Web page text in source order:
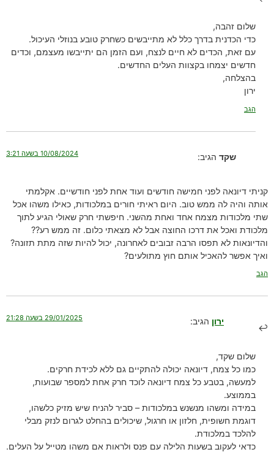
שלום זהבה,
כדי הכדנית בדרך כלל לא מתייבשים כשחרק טובע בנוזלי העיכול.
עם זאת, הכדים לא חיים לנצח, ועם הזמן הם יתייבשו מעצמם, וכדים
חדשים יצמחו בקצוות העלים החדשים.
בהצלחה,
ירון
הגב
שקד הגיב: 10/08/2024 בשעה 3:21
קניתי דיונאה לפני חמישה חודשים ועוד אחת לפני חודשיים. אקלמתי
אותה והיה לה ממש טוב. היום ראיתי חורים במלכודות, כאילו משהו אכל
שתי מלכודות מצמח אחד ואחת מהשני. חיפשתי חרק שאולי הגיע לתוך
מלכודת ואכל את דרכו החוצה אבל לא מצאתי כלום. זה ממש רע??
והדיונאות לא תפסו הרבה זבובים לאחרונה, יכול להיות שזה מתת תזונה?
ואיך אפשר להאכיל אותם חוץ מתולעים?
הגב
ירון הגיב: 29/01/2025 בשעה 21:28
שלום שקד,
כמו כל צמח, דיונאה יכולה להתקיים גם ללא לכידת חרקים.
למעשה, בטבע כל צמח דיונאה לוכד חרק אחת למספר שבועות,
בממוצע.
במידה ומשהו מנשנש במלכודות – סביר להניח שיש מזיק כלשהו,
דוגמת חשופית, חלזון או חרגול, שיכולים בהחלט לגרום לנזק מבלי
להלכד במלכודת.
כדאי לעקוב בשעות הלילה עם פנס ולראות אם משהו מטייל על העלים.